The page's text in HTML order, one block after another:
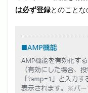
は必ず登録とのことな